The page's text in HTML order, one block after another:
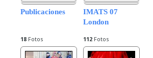
Publicaciones
18 Fotos
IMATS 07
London
112 Fotos